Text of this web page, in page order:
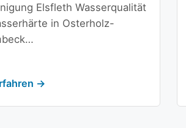
Elsfleth Wasserqualität
in Osterholz-
→